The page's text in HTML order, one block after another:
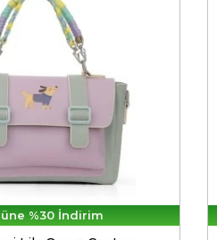
%30 İndirim